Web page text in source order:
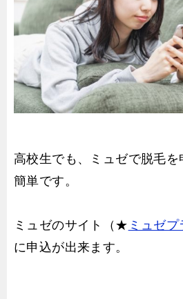
高校生でも、ミュゼで脱毛を
簡単です。
ミュゼのサイト（★ ミュゼ
に申込が出来ます。